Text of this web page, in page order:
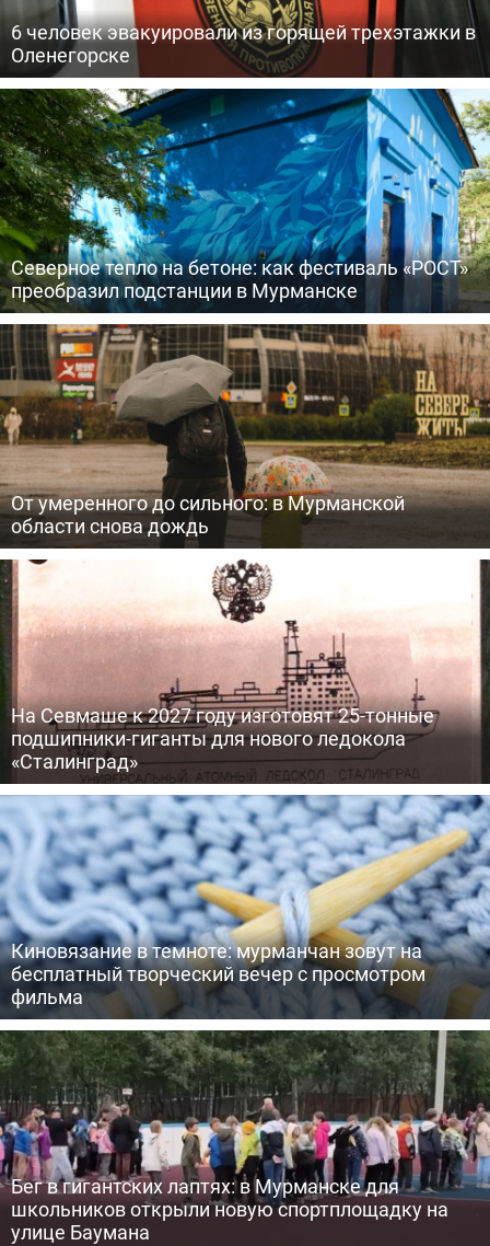
6 человек эвакуировали из горящей трехэтажки в
Оленегорске
Северное тепло на бетоне: как фестиваль «РОСТ»
преобразил подстанции в Мурманске
От умеренного до сильного: в Мурманской
области снова дождь
На Севмаше к 2027 году изготовят 25-тонные
подшипники-гиганты для нового ледокола
«Сталинград»
Киновязание в темноте: мурманчан зовут на
бесплатный творческий вечер с просмотром
фильма
Бег в гигантских лаптях: в Мурманске для
школьников открыли новую спортплощадку на
улице Баумана